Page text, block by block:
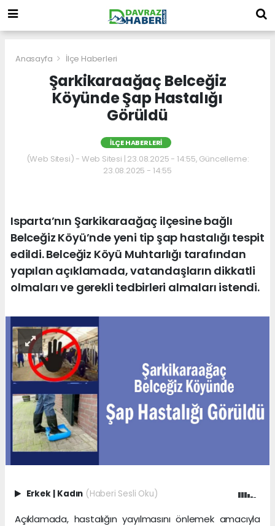
Anasayfa İlçe Haberleri
Şarkikaraağaç Belceğiz
Köyünde Şap Hastalığı
Görüldü
İLÇE HABERLERI
(Web Sitesi) - Web Sitesi | 23.08.2025 - 14:55, Güncelleme:
23.08.2025 - 14:55
Isparta’nın Şarkikaraağaç ilçesine bağlı
Belceğiz Köyü’nde yeni tip şap hastalığı tespit
edildi. Belceğiz Köyü Muhtarlığı tarafından
yapılan açıklamada, vatandaşların dikkatli
olmaları ve gerekli tedbirleri almaları istendi.
Erkek | Kadın (Haberi Sesli Oku)
Açıklamada, hastalığın yayılmasını önlemek amacıyla